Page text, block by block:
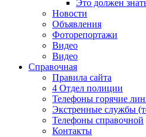
Это должен
Новости
Объявления
Фоторепортажи
Видео
Видео
Справочная
Правила сайта
4 Отдел полиции
Телефоны горячие
Экстренные службы
Телефоны справочной
Контакты